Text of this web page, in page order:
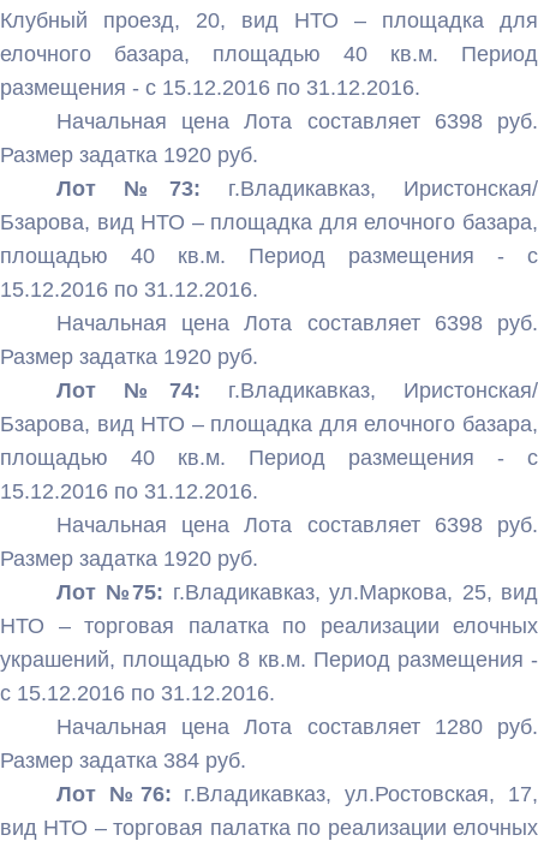
Клубный проезд, 20, вид НТО – площадка для
елочного базара, площадью 40 кв.м. Период
размещения - с 15.12.2016 по 31.12.2016.
Начальная цена Лота составляет 6398 руб.
Размер задатка 1920 руб.
Лот №73: г.Владикавказ, Иристонская/
Бзарова, вид НТО – площадка для елочного базара,
площадью 40 кв.м. Период размещения - с
15.12.2016 по 31.12.2016.
Начальная цена Лота составляет 6398 руб.
Размер задатка 1920 руб.
Лот №74: г.Владикавказ, Иристонская/
Бзарова, вид НТО – площадка для елочного базара,
площадью 40 кв.м. Период размещения - с
15.12.2016 по 31.12.2016.
Начальная цена Лота составляет 6398 руб.
Размер задатка 1920 руб.
Лот №75: г.Владикавказ, ул.Маркова, 25, вид
НТО – торговая палатка по реализации елочных
украшений, площадью 8 кв.м. Период размещения -
с 15.12.2016 по 31.12.2016.
Начальная цена Лота составляет 1280 руб.
Размер задатка 384 руб.
Лот №76: г.Владикавказ, ул.Ростовская, 17,
вид НТО – торговая палатка по реализации елочных